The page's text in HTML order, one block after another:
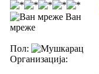
Ван
мреже
Пол:
Организација: